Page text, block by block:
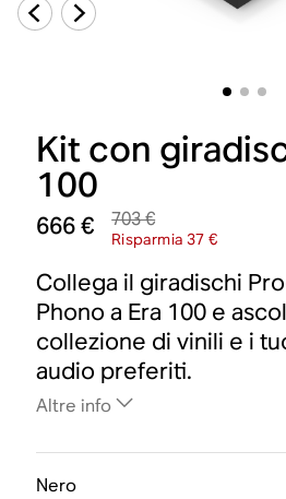
Kit con
100
666 € 703 €
Risparmia 37 €
Collega il giradischi
Phono a Era 100 e
collezione di vinili e i
audio preferiti.
Altre info
Nero